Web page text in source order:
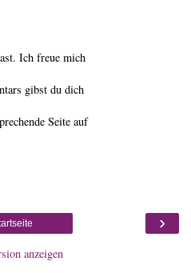
Ich freue mich
gibst du dich
Seite auf
›
anzeigen